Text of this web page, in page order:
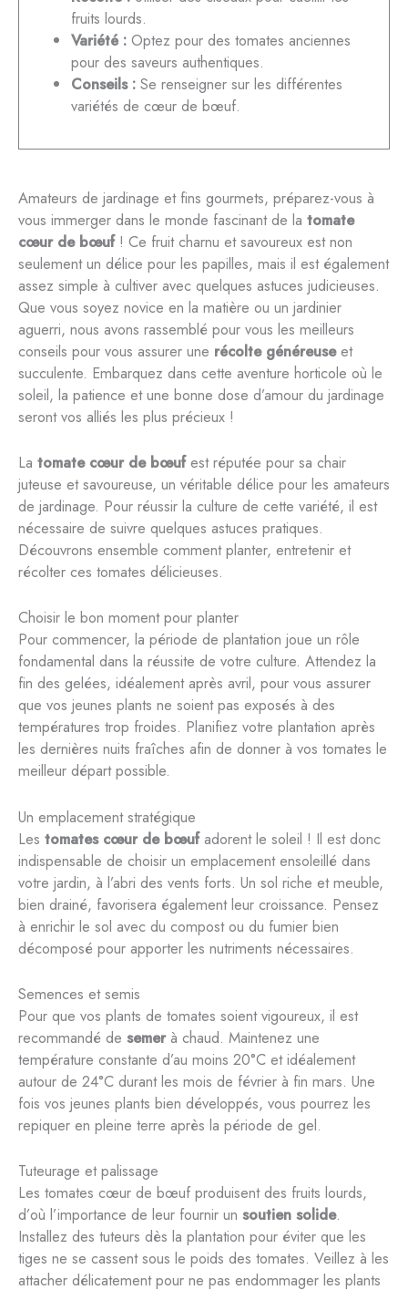
fruits lourds.
Variété : Optez pour des tomates anciennes
pour des saveurs authentiques.
Conseils : Se renseigner sur les différentes
variétés de cœur de bœuf.
Amateurs de jardinage et fins gourmets, préparez-vous à
vous immerger dans le monde fascinant de la tomate
cœur de bœuf! Ce fruit charnu et savoureux est non
seulement un délice pour les papilles, mais il est également
assez simple à cultiver avec quelques astuces judicieuses.
Que vous soyez novice en la matière ou un jardinier
aguerri, nous avons rassemblé pour vous les meilleurs
conseils pour vous assurer une récolte généreuseet
succulente. Embarquez dans cette aventure horticole où le
soleil, la patience et une bonne dose d’amour du jardinage
seront vos alliés les plus précieux !
La tomate cœur de bœufest réputée pour sa chair
juteuse et savoureuse, un véritable délice pour les amateurs
de jardinage. Pour réussir la culture de cette variété, il est
nécessaire de suivre quelques astuces pratiques.
Découvrons ensemble comment planter, entretenir et
récolter ces tomates délicieuses.
Choisir le bon moment pour planter
Pour commencer, la période de plantation joue un rôle
fondamental dans la réussite de votre culture. Attendez la
fin des gelées, idéalement après avril, pour vous assurer
que vos jeunes plants ne soient pas exposés à des
températures trop froides. Planifiez votre plantation après
les dernières nuits fraîches afin de donner à vos tomates le
meilleur départ possible.
Un emplacement stratégique
Les tomates cœur de bœufadorent le soleil ! Il est donc
indispensable de choisir un emplacement ensoleillé dans
votre jardin, à l’abri des vents forts. Un sol riche et meuble,
bien drainé, favorisera également leur croissance. Pensez
à enrichir le sol avec du compost ou du fumier bien
décomposé pour apporter les nutriments nécessaires.
Semences et semis
Pour que vos plants de tomates soient vigoureux, il est
recommandé de semerà chaud. Maintenez une
température constante d’au moins 20°C et idéalement
autour de 24°C durant les mois de février à fin mars. Une
fois vos jeunes plants bien développés, vous pourrez les
repiquer en pleine terre après la période de gel.
Tuteurage et palissage
Les tomates cœur de bœuf produisent des fruits lourds,
d’où l’importance de leur fournir un soutien solide.
Installez des tuteurs dès la plantation pour éviter que les
tiges ne se cassent sous le poids des tomates. Veillez à les
attacher délicatement pour ne pas endommager les plants